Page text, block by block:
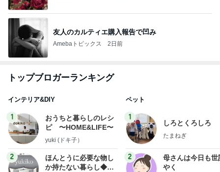
友人のカルティエ購入報告で凹み
Amebaトピックス 2日前
トップブロガーランキング
インテリア&DIY
1
おうちと暮らしのレシ
ピ 〜HOME&LIFE〜
yuki (ドキ子）
2
ほんとうに必要な物し
か持たない暮らし◆Ke
ペット
1
しろとくろしろ
たまねぎ
2
母さんは今日も世
やく